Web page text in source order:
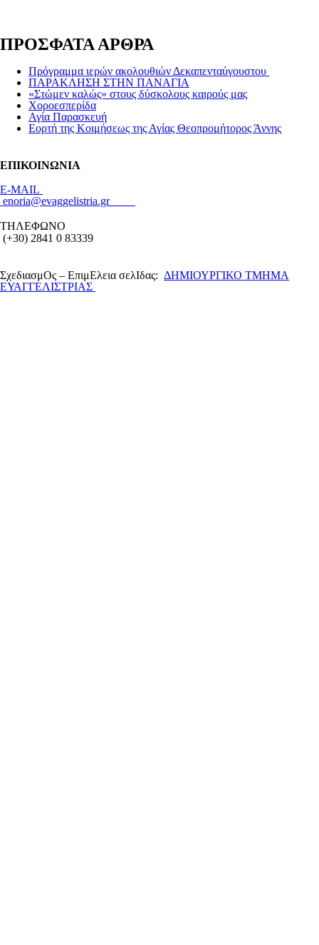
ΠΡΟΣΦΑΤΑ ΑΡΘΡΑ
Πρόγραμμα ιερών ακολουθιών Δεκαπενταύγουστου
ΠΑΡΑΚΛΗΣΗ ΣΤΗΝ ΠΑΝΑΓΙΑ
«Στώμεν καλώς» στους δύσκολους καιρούς μας
Xοροεσπερίδα
Αγία Παρασκευή
Eορτή της Κοιμήσεως της Αγίας Θεοπρομήτορος Άννης
ΕΠΙΚΟΙΝΩΝΙΑ
Ε-MAIL
enoria@evaggelistria.gr
ΤΗΛΕΦΩΝΟ
(+30) 2841 0 83339
ΣχεδιασμΟς – ΕπιμΕλεια σελΙδας: ΔΗΜΙΟΥΡΓΙΚΟ ΤΜΗΜΑ
ΕΥΑΓΓΕΛΙΣΤΡΙΑΣ